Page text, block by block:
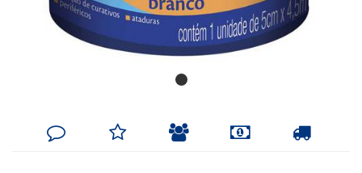
DEIXE
MINHA
INDIQUE
FORMAS
CALCULAR
FRETE